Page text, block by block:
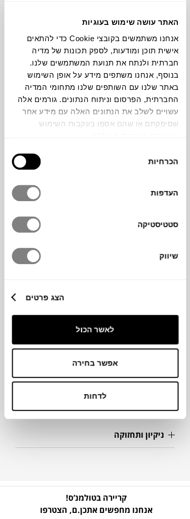
האתר עושה שימוש בעוגיות
אנחנו משתמשים בקובצי Cookie כדי להתאים
אישית תוכן ומודעות, לספק תכונות של מדיה
חברתית ולנתח את תנועת המשתמשים שלנו.
בנוסף, אנחנו משתפים מידע על אופן השימוש
באתר שלנו עם השותפים שלנו מתחומי המדיה
החברתית, הפרסום וניתוח הנתונים. גורמים אלה
עשויים לשלב את הנתונים האלה עם מידע אחר
שסיפקתם או שהם אספו בעקבות השימוש
הסכמה
הכרחיות
העדפות
סטטיסטיקה
שיווק
הצג פרטים
לאשר הכול
אפשר בחירה
לדחות
להדמיית AI Design
תוכלו למצוא אותי ב:
מותג
מידות
מידע על חומרים
מק"ט
פרטים נוספים
ניקיון ותחזוקה
קריירה בטולמנ’ס!
אנחנו מחפשים אתכן.ם, הצטרפו